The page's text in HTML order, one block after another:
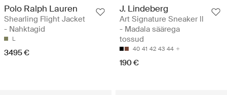
Polo Ralph Lauren
Shearling Flight Jacket
- Nahktagid
L
3495 €
J. Lindeberg
Art Signature Sneaker ll
- Madala säärega
tossud
40 41 42 43 44
190 €